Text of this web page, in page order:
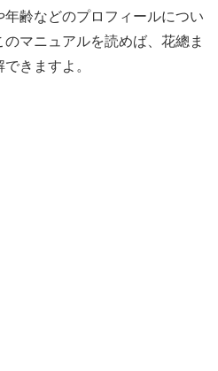
齢などのプロフィールについ
マニュアルを読めば、花總ま
きますよ。